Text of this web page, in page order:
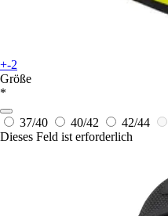
+-2
Größe
*
37/40 40/42 42/44
Dieses Feld ist erforderlich